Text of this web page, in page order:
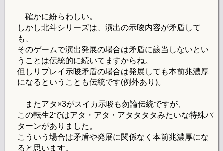
確かに紛らわしい。
しかし北斗シリーズは、演出の示唆内容が矛盾して
も、
そのゲームで演出発展の場合は矛盾に該当しないとい
うことは伝統的に続いてますからね。
但しリプレイ示唆矛盾の場合は発展しても本前兆濃厚
になるということも伝統です(例外あり)。
またアタ×3がスイカ示唆も勿論伝統ですが、
この転生2ではアタ・アタ・アタタタタみたいな特殊パ
ターンがありました。
こういう場合は矛盾や発展に関係なく本前兆濃厚にな
ると思います。